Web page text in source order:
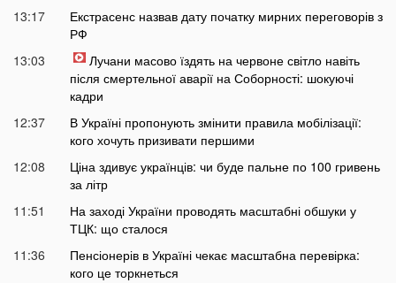
13:17
Екстрасенс назвав дату початку мирних переговорів з
РФ
13:03
Лучани масово їздять на червоне світло навіть
після смертельної аварії на Соборності: шокуючі
кадри
12:37
В Україні пропонують змінити правила мобілізації:
кого хочуть призивати першими
12:08
Ціна здивує українців: чи буде пальне по 100 гривень
за літр
11:51
На заході України проводять масштабні обшуки у
ТЦК: що сталося
11:36
Пенсіонерів в Україні чекає масштабна перевірка:
кого це торкнеться